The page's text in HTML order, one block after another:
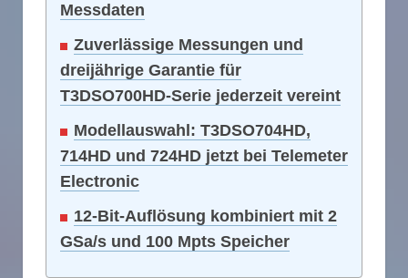
Messdaten
Zuverlässige Messungen und
dreijährige Garantie für
T3DSO700HD-Serie jederzeit vereint
Modellauswahl: T3DSO704HD,
714HD und 724HD jetzt bei Telemeter
Electronic
12-Bit-Auflösung kombiniert mit 2
GSa/s und 100 Mpts Speicher